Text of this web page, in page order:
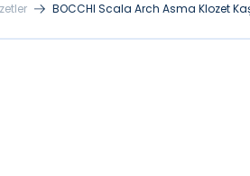
BOCCHI Scala Arch Asma Klozet